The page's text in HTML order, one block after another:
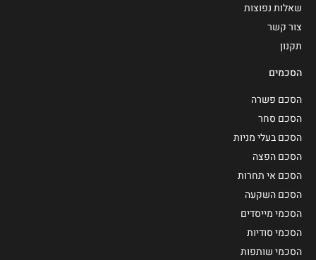
שאלות נפוצות
צור קשר
תקנון
הסכמים
הסכם פשרה
הסכם סחר
הסכם בעלי מניות
הסכם הפצה
הסכם אי תחרות
הסכם השקעה
הסכמי מייסדים
הסכמי סודיות
הסכמי שותפות